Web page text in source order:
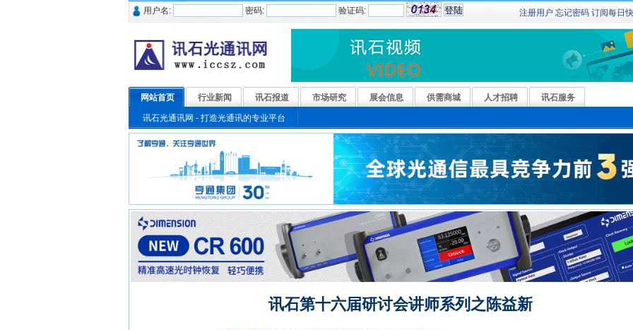
用户名: 密码: 验证码: 注册用户 忘记密码 订阅每日
网站首页 行业新闻 讯石报道 市场研究 展会信息 供需商城 人才招聘 讯石服务
讯石光通讯网 - 打造光通讯的专业平台
讯石第十六届研讨会讲师系列之陈益新